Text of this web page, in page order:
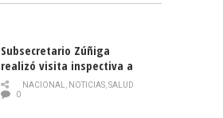
Subsecretario Zúñiga
realizó visita inspectiva a
Hospital Modular Sótero del
Río
NACIONAL, NOTICIAS,SALUD
0